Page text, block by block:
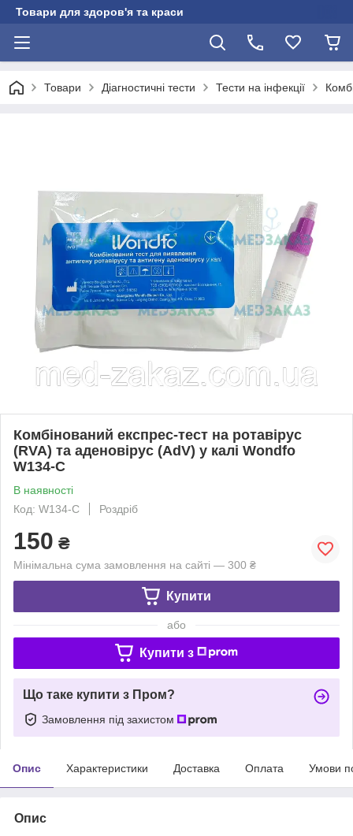
Товари для здоров'я та краси
Товари Діагностичні тести Тести на інфекції
Комбінований експрес-тест на ротавірус
(RVA) та аденовірус (AdV) у калі Wondfo
W134-C
В наявності
Код: W134-C
Роздріб
150 ₴
Мінімальна сума замовлення на сайті — 300 ₴
Купити
або
Купити з
Що таке купити з Пром?
Замовлення під захистом
Опис Характеристики Доставка Оплата Умови
Опис